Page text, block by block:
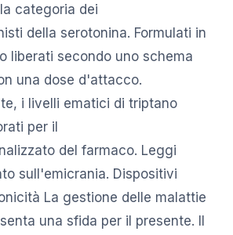
categoria dei
della serotonina. Formulati in
liberati secondo uno schema
una dose d'attacco.
i livelli ematici di triptano
per il
del farmaco. Leggi
sull'emicrania. Dispositivi
La gestione delle malattie
una sfida per il presente. Il